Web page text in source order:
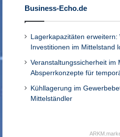
Business-Echo.de
Lagerkapazitäten erweitern:
Investitionen im Mittelstand
Veranstaltungssicherheit im
Absperrkonzepte für
Kühllagerung im
Mittelständler